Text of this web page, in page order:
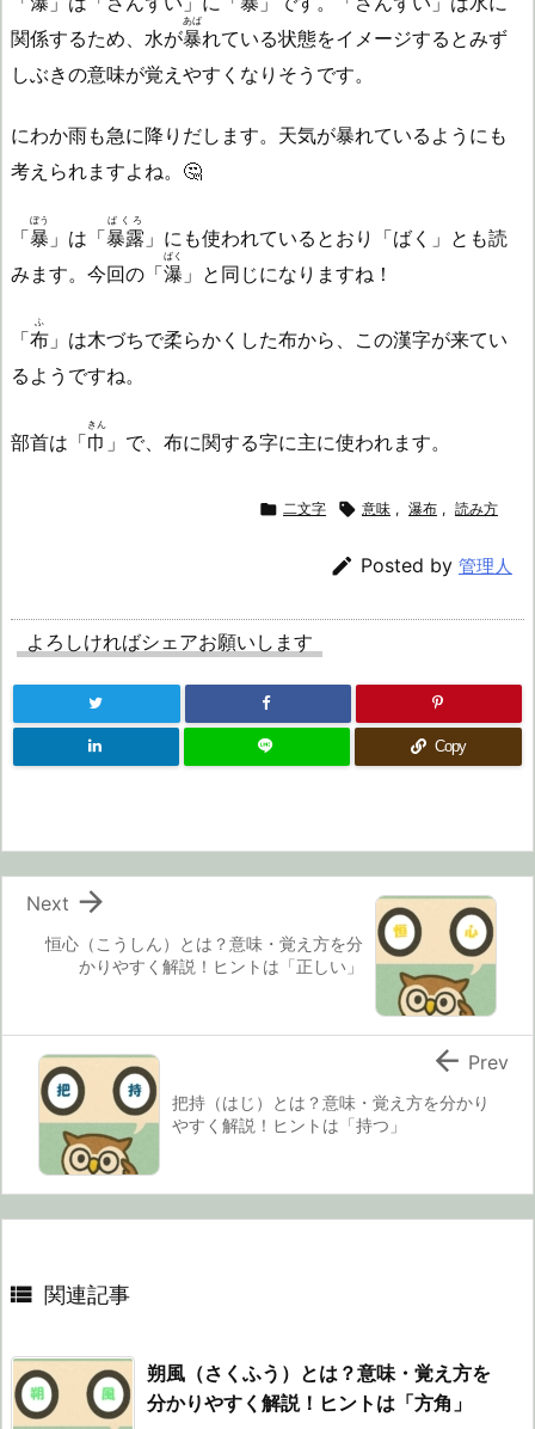
関係するため、水が暴
あば
れている状態をイメージするとみず
しぶきの意味が覚えやすくなりそうです。
にわか雨も急に降りだします。天気が暴れているようにも
考えられますよね。🤔
「暴
ぼう
」は「暴露
ばくろ
」にも使われているとおり「ばく」とも読
みます。今回の「瀑
ばく
」と同じになりますね！
「布
ふ
」は木づちで柔らかくした布から、この漢字が来てい
るようですね。
部首は「巾
きん
」で、布に関する字に主に使われます。
 二文字  意味 , 瀑布 , 読み方
 Posted by 管理人
よろしければシェアお願いします
Copy
恒心（こうしん）とは？意味・覚え方を分
かりやすく解説！ヒントは「正しい」

Next
把持（はじ）とは？意味・覚え方を分かり
やすく解説！ヒントは「持つ」
 Prev
 関連記事
朔風（さくふう）とは？意味・覚え方を
分かりやすく解説！ヒントは「方角」